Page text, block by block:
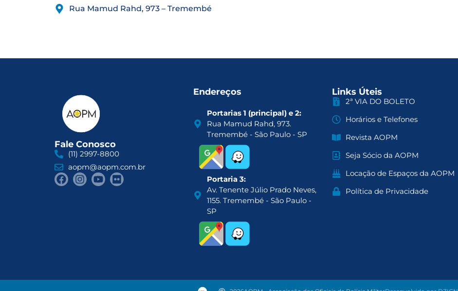
Rua Mamud Rahd, 973 – Tremembé
Fale Conosco
(11) 2997-8800
aopm@aopm.com.br
Endereços
Portarias 1 (principal) e 2:
Rua Mamud Rahd, 973.
Tremembé - São Paulo - SP
Portaria 3:
Av. Tenente Júlio Prado Neves,
1155. Tremembé - São Paulo -
SP
Links Úteis
2ª VIA DO BOLETO
Horários e Telefones
Revista AOPM
Seja Sócio da AOPM
Locação de Espaços da AOPM
Política de Privacidade